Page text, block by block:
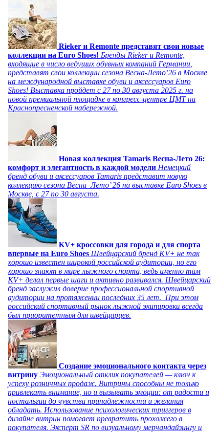
Rieker и Remonte представят свои новые
коллекции на Euro Shoes! Бренды Rieker и Remonte,
входящие в число ведущих обувных компаний Германии,
представят свои коллекции сезона Весна-Лето’26 в Москве
на международной выставке обуви и аксессуаров Euro
Shoes! Выставка пройдет c 27 по 30 августа 2025 г. на
новой премиальной площадке в конгресс-центре ЦМТ на
Краснопресненской набережной.
Новая коллекция Tamaris Весна-Лето 26:
комфорт и элегантность в каждой модели Немецкий
бренд обуви и аксессуаров Tamaris представит новую
коллекцию сезона Весна–Лето’ 26 на выставке Euro Shoes в
Москве, с 27 по 30 августа.
KV+ кроссовки для города и для спорта
впервые на Euro Shoes Швейцарский бренд KV+ не так
хорошо известен широкой российской аудитории, но его
хорошо знают в мире лыжного спорта, ведь именно там
KV+ делал первые шаги и активно развивался. Швейцарский
бренд заслужил доверие профессиональной спортивной
аудитории на протяжении последних 35 лет. При этом
российский спортивный рынок лыжной экипировки всегда
был приоритетным для швейцарцев.
Создание эмоционального контакта через
витрину Эмоциональный отклик покупателей — ключ к
успеху розничных продаж. Витрины способны не только
привлекать внимание, но и вызывать эмоции: от радости и
ностальгии до чувства принадлежности и желания
обладать. Использование психологических триггеров в
дизайне витрин помогает превратить прохожего в
покупателя. Эксперт SR по визуальному мерчандайзингу и